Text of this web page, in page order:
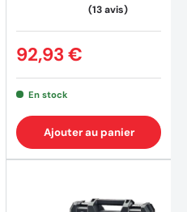
92,93 €
En stock
Ajouter au panier